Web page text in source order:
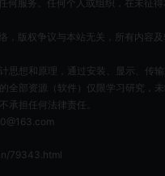
服务。任何个人或组织，在未征得
版权争议与本站无关，所有内容
想和原理，通过安装、显示、传
全部资源（软件）仅限学习研究，
承担任何法律责任。
79343.html